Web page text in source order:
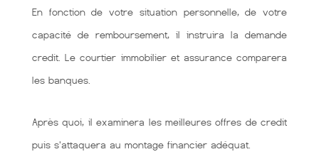
En fonction de votre situation personnelle, de votre
capacité de remboursement, il instruira la demande
credit. Le courtier immobilier et assurance comparera
les banques.
Après quoi, il examinera les meilleures offres de credit
puis s'attaquera au montage financier adéquat.